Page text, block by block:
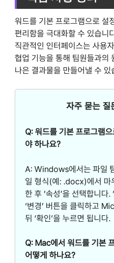
워드를 기본 프로그램으로 설
편리함을 극대화할 수 있습니
직관적인 인터페이스는 사용
협업 기능을 통해 팀원들과의
나은 결과물을 만들어낼 수 있
자주 묻는 질
Q: 워드를 기본 프로그램
야 하나요?
A: Windows에서는 파일
일 형식(예: .docx)에서 마
한 후 ‘속성’을 선택합니다.
‘변경’ 버튼을 클릭하고
뒤 ‘확인’을 누르면 됩니다.
Q: Mac에서 워드를 기본
어떻게 하나요?